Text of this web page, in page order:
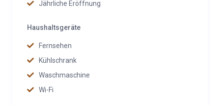
Jährliche Eröffnung
Haushaltsgeräte
Fernsehen
Kühlschrank
Waschmaschine
Wi-Fi